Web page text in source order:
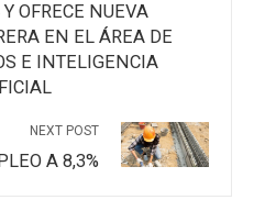
OFRECE NUEVA
EN EL ÁREA DE
E INTELIGENCIA
NEXT POST
A 8,3%